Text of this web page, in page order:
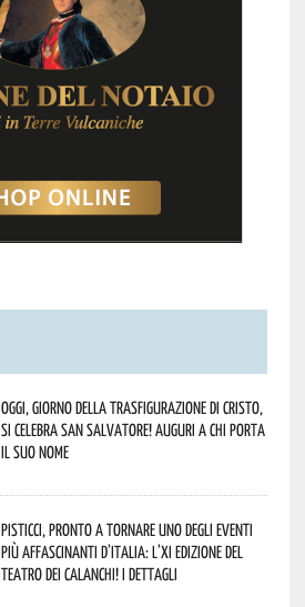
Oggi, giorno della Trasfigurazione di Cristo,
si celebra San Salvatore! Auguri a chi porta
il suo nome
Pisticci, pronto a tornare uno degli eventi
più affascinanti d’Italia: l’XI edizione del
Teatro dei Calanchi! I dettagli